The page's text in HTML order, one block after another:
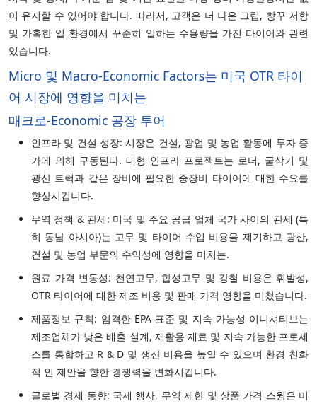
이 유지할 수 있어야 합니다. 따라서, 고객은 더 나은 그립, 빵꾸 저항
및 가혹한 일 환경에서 꾸준히 일하는 수용량을 가진 타이어와 관련
있습니다.
Micro 및 Macro-Economic Factors는 미국 OTR 타이
어 시장에 영향을 미치는
매크로-Economic 공장 투어
인프라 및 건설 성장: 시장은 건설, 광업 및 농업 활동에 투자 증
가에 의해 구동된다. 대형 인프라 프로젝트는 로더, 굴삭기 및
광산 트럭과 같은 장비에 필요한 중장비 타이어에 대한 수요를
향상시킵니다.
무역 정책 & 관세: 미국 및 주요 공급 업체 국가 사이의 관세 (특
히 동남 아시아)는 고무 및 타이어 수입 비용을 제기하고 광산,
건설 및 농업 부문의 수익성에 영향을 미치는.
원료 가격 변동성: 천연고무, 합성고무 및 강철 비용은 휘발성,
OTR 타이어에 대한 제조 비용 및 판매 가격 영향을 미쳤습니다.
제품정보 규칙: 엄격한 EPA 표준 및 지속 가능성 이니셔티브는
제조업체가 낮은 배출 설계, 재활용 재료 및 지속 가능한 프로세
스를 통합하고 R & D 및 생산 비용을 높일 수 있으며 환경 친화
적 인 제안을 향한 경쟁력을 변화시킵니다.
글로벌 경제 동향: 국제 행사, 무역 제한 및 상품 가격 스윙은 미